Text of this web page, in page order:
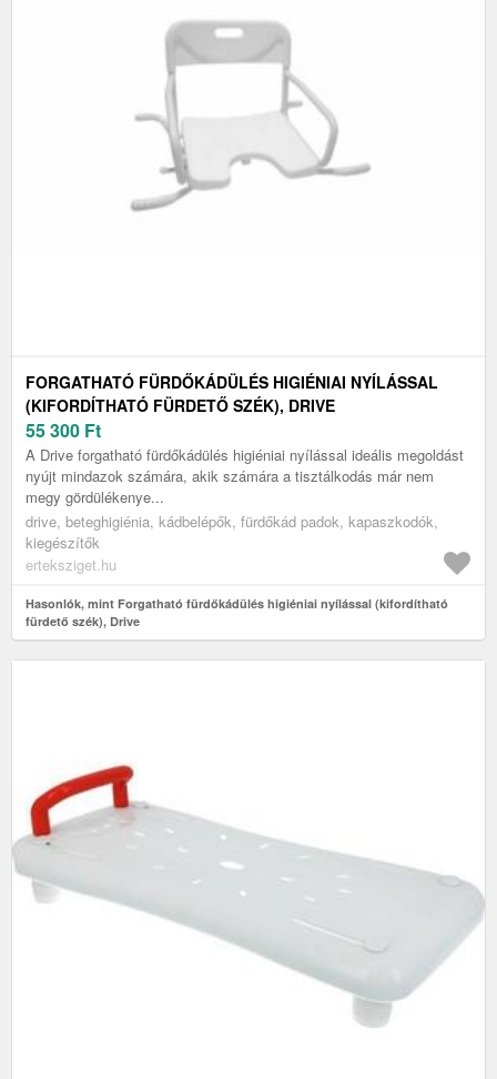
FORGATHATÓ FÜRDŐKÁDÜLÉS HIGIÉNIAI NYÍLÁSSAL
(KIFORDÍTHATÓ FÜRDETŐ SZÉK), DRIVE
55 300 Ft
A Drive forgatható fürdőkádülés higiéniai nyílással ideális megoldást
nyújt mindazok számára, akik számára a tisztálkodás már nem
megy gördülékenye...
drive, beteghigiénia, kádbelépők, fürdőkád padok, kapaszkodók,
kiegészítők
erteksziget.hu
Hasonlók, mint Forgatható fürdőkádülés higiéniai nyílással (kifordítható
fürdető szék), Drive